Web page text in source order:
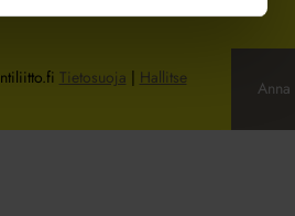
Tietosuoja | Hallitse
Anna